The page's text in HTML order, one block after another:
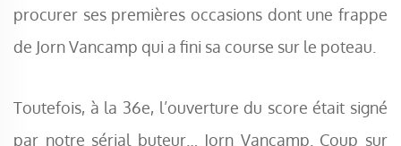
procurer ses premières occasions dont une frappe
de Jorn Vancamp qui a fini sa course sur le poteau.
Toutefois, à la 36e, l’ouverture du score était signé
par notre sérial buteur… Jorn Vancamp. Coup sur